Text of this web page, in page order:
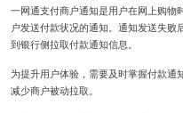
一网通支付商户通知是用户在网上购物
户发送付款状况的通知。通知发送失败
到银行侧拉取付款通知信息。
为提升用户体验，需要及时掌握付款通
减少商户被动拉取。